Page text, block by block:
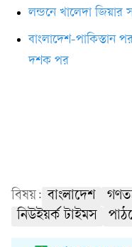
লন্ডনে খালেদা জিয়ার
বাংলাদেশ-পাকিস্তান
দশক পর
বিষয়: বাংলাদেশ
নিউইয়র্ক টাইমস